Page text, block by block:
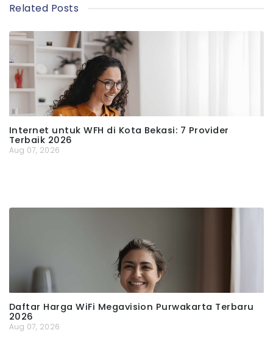
Related Posts
Internet untuk WFH di Kota Bekasi: 7 Provider
Terbaik 2026
Aug 07, 2026
Daftar Harga WiFi Megavision Purwakarta Terbaru
2026
Aug 07, 2026